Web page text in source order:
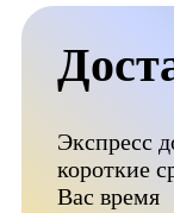
Экспресс
короткие
Вас время